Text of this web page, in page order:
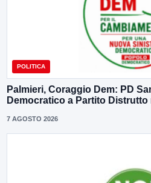
POLITICA
Palmieri, Coraggio Dem: PD
Democratico a Partito
7 AGOSTO 2026